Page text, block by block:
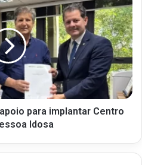
para implantar Centro
Idosa